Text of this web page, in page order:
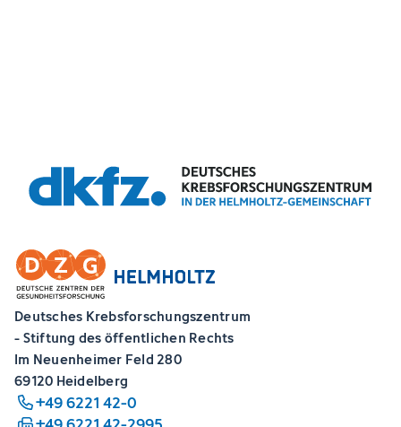
Deutsches Krebsforschungszentrum
- Stiftung des öffentlichen Rechts
Im Neuenheimer Feld 280
69120 Heidelberg
+49 6221 42-0